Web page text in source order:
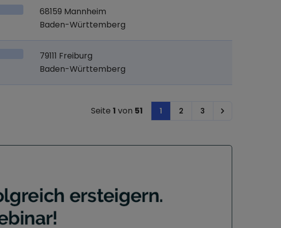
68159 Mannheim
Baden-Württemberg
79111 Freiburg
Baden-Württemberg
Seite 1 von 51 1 2 3 Next